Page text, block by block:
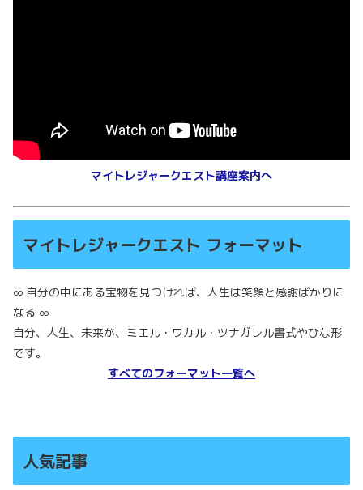
マイトレジャークエスト講座案内へ
マイトレジャークエスト フォーマット
∞ 自分の中にある宝物を見つければ、人生は笑顔と感謝ばかりに
なる ∞
自分、人生、未来が、ミエル・ワカル・ツナガレル書式やひな形
です。
すべてのフォーマット一覧へ
人気記事